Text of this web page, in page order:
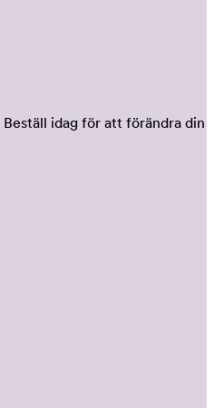
Beställ idag för att förändra din